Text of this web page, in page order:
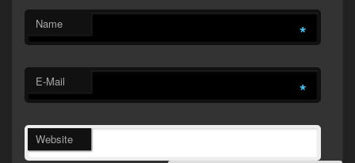
Name *
E-Mail *
Website